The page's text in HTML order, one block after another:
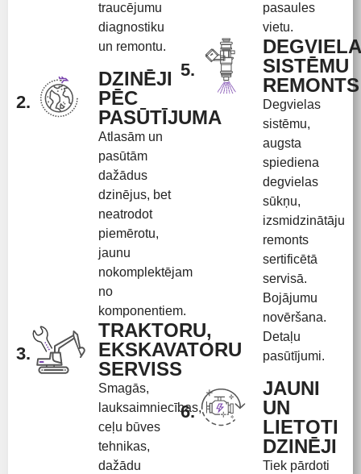
traucējumu
diagnostiku
un remontu.
2.
DZINĒJI
PĒC
PASŪTĪJUMA
Atlasām un
pasūtām
dažādus
dzinējus, bet
neatrodot
piemērotu,
jaunu
nokomplektējam
no
komponentiem.
3.
TRAKTORU,
EKSKAVATORU
SERVISS
Smagās,
lauksaimniecības,
ceļu būves
tehnikas,
dažādu
pasaules
vietu.
5.
SISTĒMU
REMONTS
Degvielas
sistēmu,
augsta
spiediena
degvielas
sūkņu,
izsmidzinātāju
remonts
sertificētā
servisā.
Bojājumu
novēršana.
Detaļu
pasūtījumi.
6.
JAUNI
UN
LIETOTI
DZINĒJI
Tiek pārdoti